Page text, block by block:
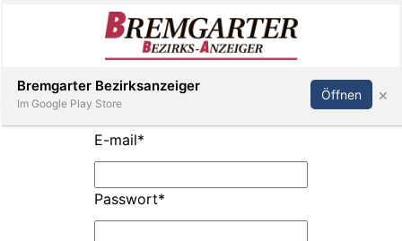
Inserieren Abonnieren Anmelden
E-mail*
Passwort*
Bremgarter Bezirksanzeiger
Im Google Play Store
Öffnen ×